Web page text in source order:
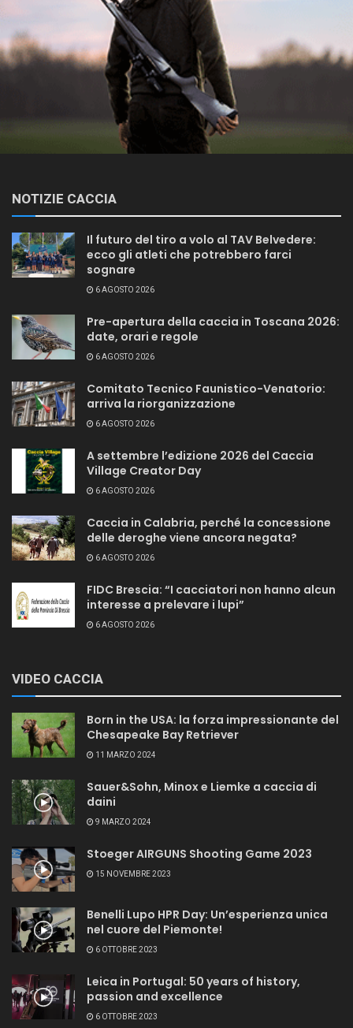
NOTIZIE CACCIA
Il futuro del tiro a volo al TAV Belvedere:
ecco gli atleti che potrebbero farci
sognare
6 AGOSTO 2026
Pre-apertura della caccia in Toscana 2026:
date, orari e regole
6 AGOSTO 2026
Comitato Tecnico Faunistico-Venatorio:
arriva la riorganizzazione
6 AGOSTO 2026
A settembre l’edizione 2026 del Caccia
Village Creator Day
6 AGOSTO 2026
Caccia in Calabria, perché la concessione
delle deroghe viene ancora negata?
6 AGOSTO 2026
FIDC Brescia: “I cacciatori non hanno alcun
interesse a prelevare i lupi”
6 AGOSTO 2026
VIDEO CACCIA
Born in the USA: la forza impressionante del
Chesapeake Bay Retriever
11 MARZO 2024
Sauer&Sohn, Minox e Liemke a caccia di
daini
9 MARZO 2024
Stoeger AIRGUNS Shooting Game 2023
15 NOVEMBRE 2023
Benelli Lupo HPR Day: Un’esperienza unica
nel cuore del Piemonte!
6 OTTOBRE 2023
Leica in Portugal: 50 years of history,
passion and excellence
6 OTTOBRE 2023